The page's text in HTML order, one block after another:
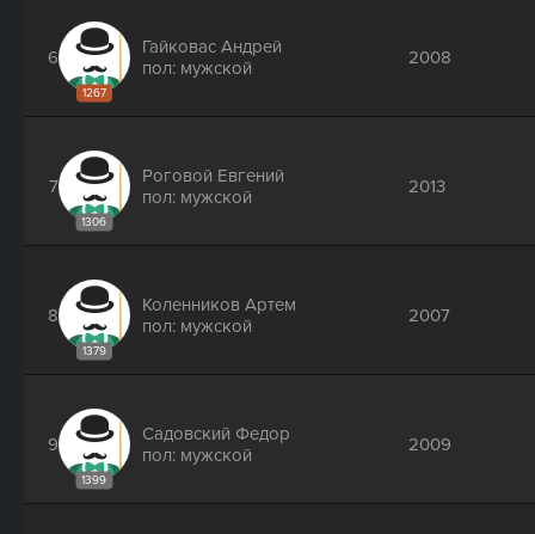
6
1267
Гайковас Андрей
пол: мужской
2008
7
1306
Роговой Евгений
пол: мужской
2013
8
1379
Коленников Артем
пол: мужской
2007
9
1399
Садовский Федор
пол: мужской
2009